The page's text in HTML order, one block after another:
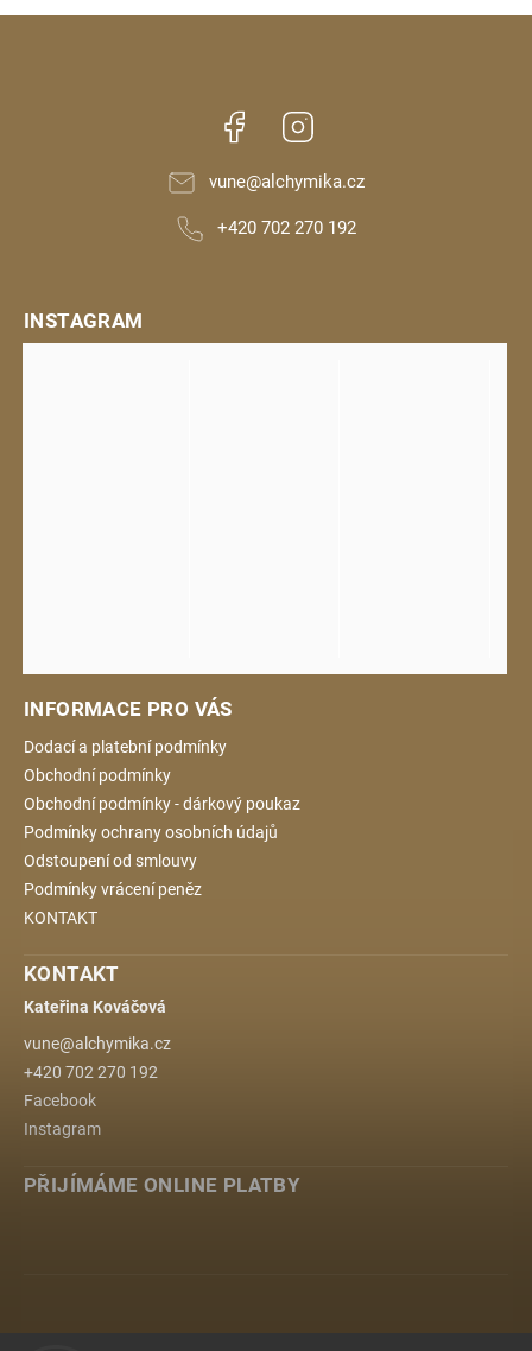
Facebook
vune@alchymika.cz
+420 702 270 192
INFORMACE PRO VÁS
Dodací a platební podmínky
Obchodní podmínky
Obchodní podmínky - dárkový poukaz
Podmínky ochrany osobních údajů
Odstoupení od smlouvy
Podmínky vrácení peněz
KONTAKT
KONTAKT
Kateřina Kováčová
vune@alchymika.cz
+420 702 270 192
Facebook
Instagram
PŘIJÍMÁME ONLINE PLATBY
INSTAGRAM